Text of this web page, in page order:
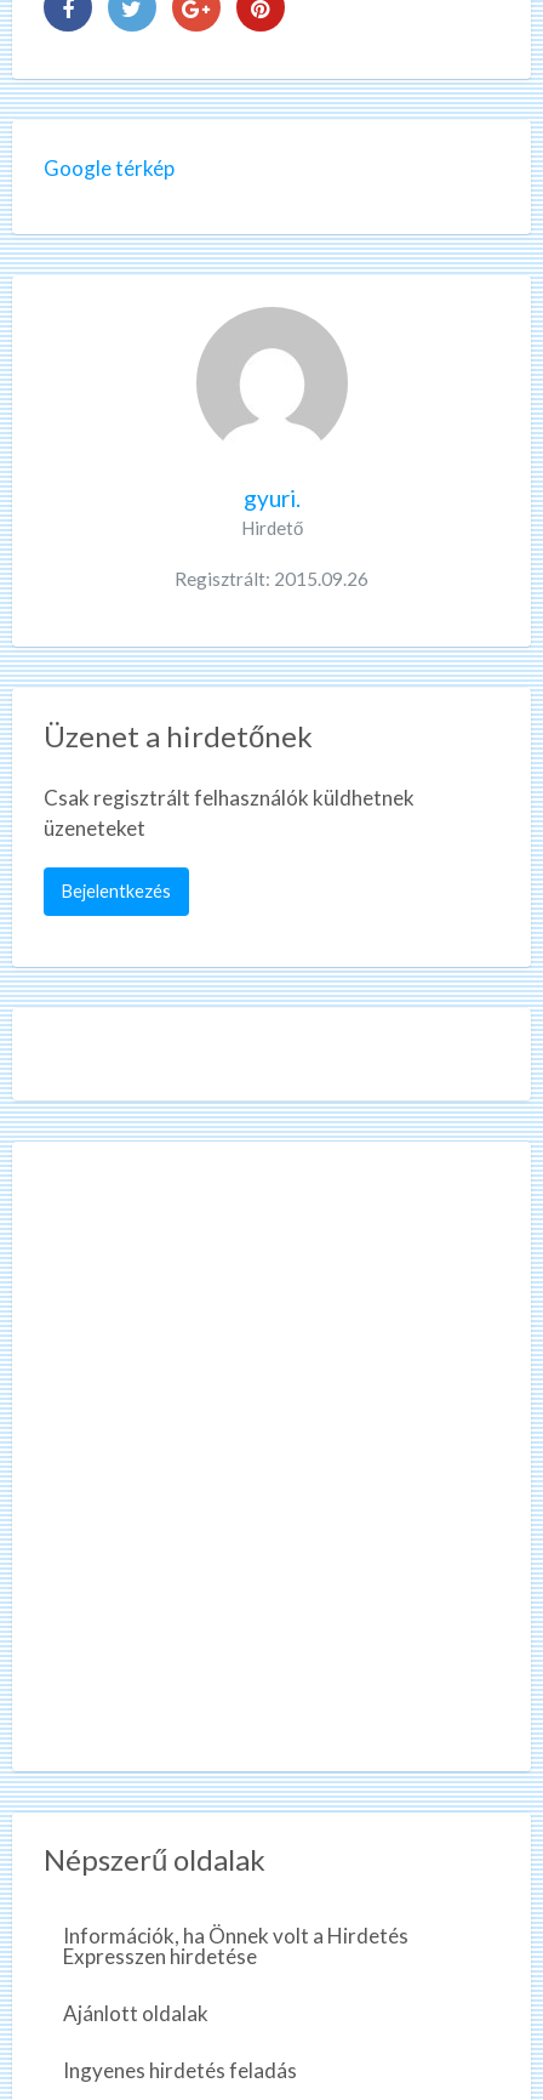
Google térkép
gyuri.
Hirdető
Regisztrált: 2015.09.26
Üzenet a hirdetőnek
Csak regisztrált felhasználók küldhetnek
üzeneteket
Bejelentkezés
Népszerű oldalak
Információk, ha Önnek volt a Hirdetés
Expresszen hirdetése
Ajánlott oldalak
Ingyenes hirdetés feladás